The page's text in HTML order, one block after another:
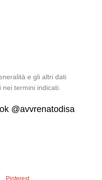
e gli altri dati
termini indicati.
@avvrenatodisa
Pinterest